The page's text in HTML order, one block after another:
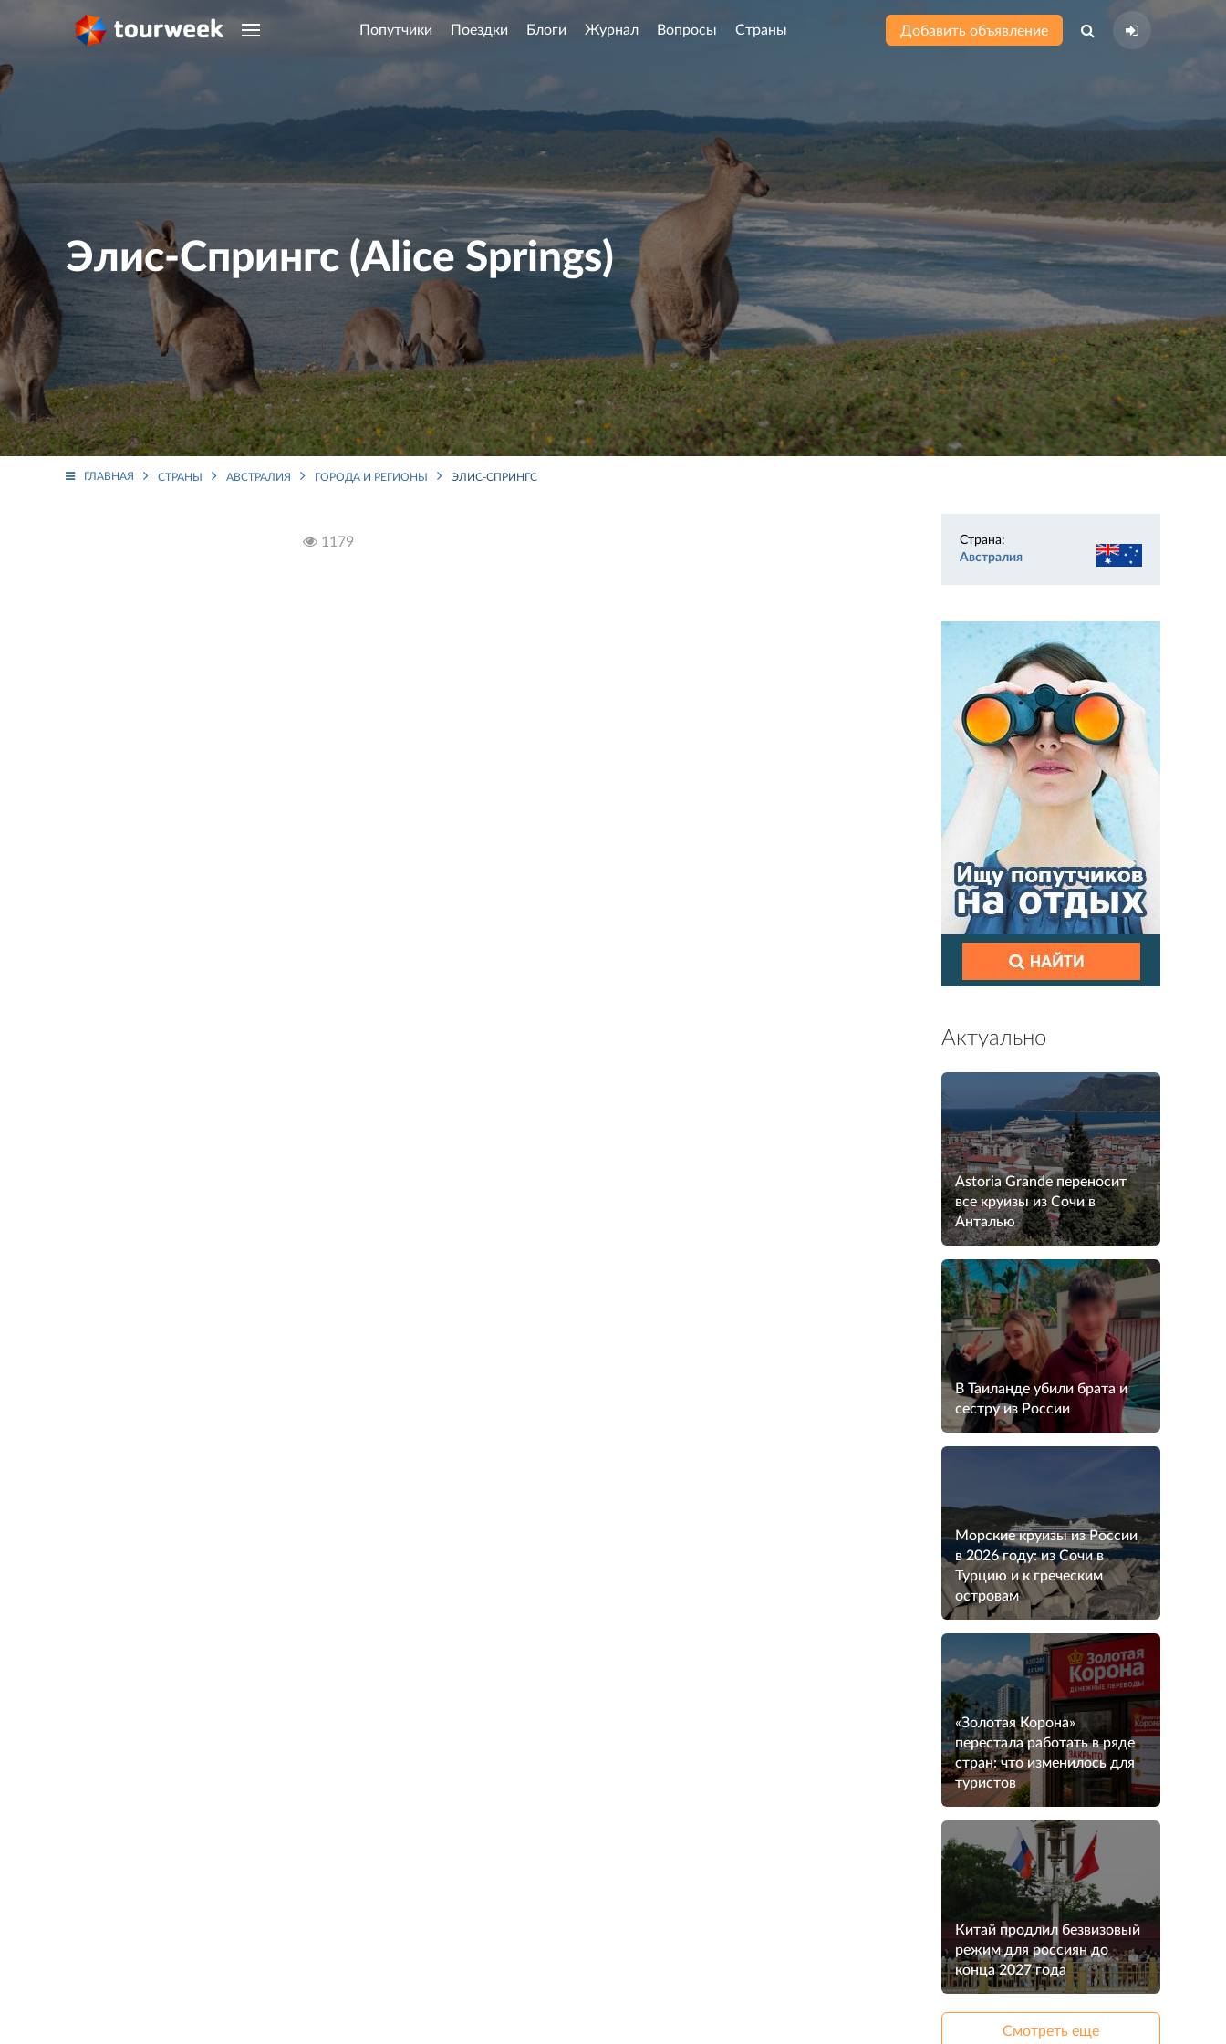
Попутчики Поездки Блоги Журнал Вопросы Страны Добавить объявление
Элис-Спрингс (Alice Springs)
ГЛАВНАЯ СТРАНЫ АВСТРАЛИЯ ГОРОДА И РЕГИОНЫ ЭЛИС-СПРИНГС
1179
Страна:
Австралия
Актуально
Astoria Grande переносит
все круизы из Сочи в
Анталью
В Таиланде убили брата и
сестру из России
Морские круизы из России
в 2026 году: из Сочи в
Турцию и к греческим
островам
«Золотая Корона»
перестала работать в ряде
стран: что изменилось для
туристов
Китай продлил безвизовый
режим для россиян до
конца 2027 года
Смотреть еще